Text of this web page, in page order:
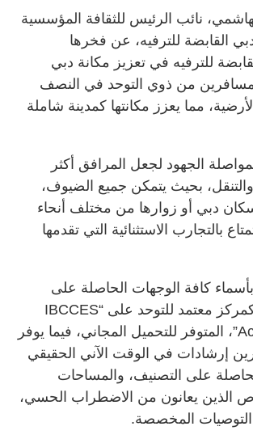
نائب الرئيس للثقافة المؤسسية
القابضة للترفيه، عن فخرها
للترفيه في تعزيز مكانة دبي
من ذوي التوحد في النصف
مما يعزز مكانتها كمدينة شاملة
الجهود لجعل المرافق أكثر
بحيث يتمكن جميع الضيوف،
دبي أو زوارها من مختلف أنحاء
بالتجارب الاستثنائية التي تقدمها
كافة الوجهات الحاصلة على
شهادات اعتماد كمركز معتمد للتوحد على “IBCCES
Accessibility App”، المتوفر للتحميل المجاني، فيما يوفر
إرشادات في الوقت الآني الحقيقي
على التصنيف، والمساحات
الذين يعانون من الاضطراب الحسي،
المخصصة.